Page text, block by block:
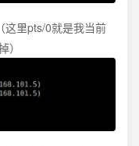
这里pts/0就是我当前
）